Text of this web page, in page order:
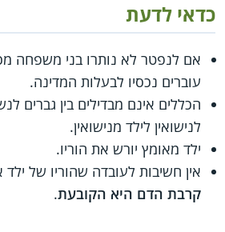
כדאי לדעת
אם לנפטר לא נותרו בני משפחה
עוברים נכסיו לבעלות המדינה.
הכללים אינם מבדילים בין גברים
לנישואין לילד מנישואין.
ילד מאומץ יורש את הוריו.
אין חשיבות לעובדה שהוריו של
קרבת הדם היא הקובעת.